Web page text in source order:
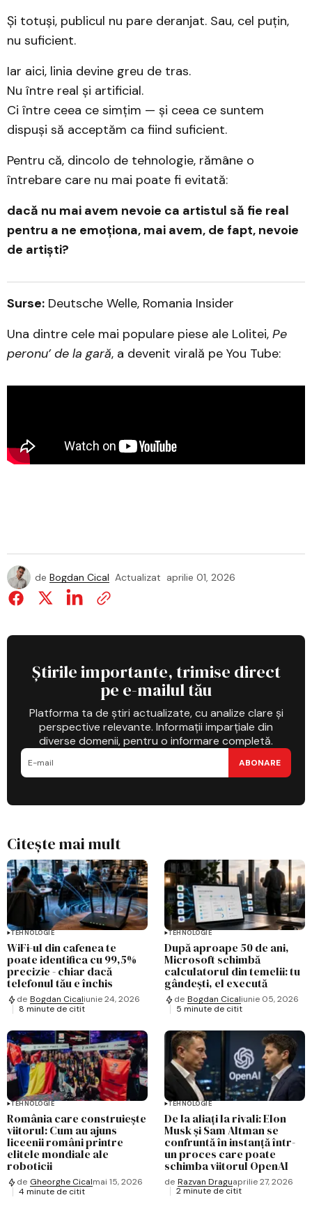
Și totuși, publicul nu pare deranjat. Sau, cel puțin,
nu suficient.
Iar aici, linia devine greu de tras.
Nu între real și artificial.
Ci între ceea ce simțim — și ceea ce suntem
dispuși să acceptăm ca fiind suficient.
Pentru că, dincolo de tehnologie, rămâne o
întrebare care nu mai poate fi evitată:
dacă nu mai avem nevoie ca artistul să fie real
pentru a ne emoționa, mai avem, de fapt, nevoie
de artiști?
Surse: Deutsche Welle, Romania Insider
Una dintre cele mai populare piese ale Lolitei, Pe
peronu’ de la gară, a devenit virală pe You Tube:
de Bogdan Cical Actualizat aprilie 01, 2026
Știrile importante, trimise direct
pe e-mailul tău
Platforma ta de știri actualizate, cu analize clare și
perspective relevante. Informații imparțiale din
diverse domenii, pentru o informare completă.
ABONARE
Citește mai mult
TEHNOLOGIE
WiFi-ul din cafenea te
poate identifica cu 99,5%
precizie - chiar dacă
telefonul tău e închis
de Bogdan Cicaliunie 24, 2026
8 minute de citit
TEHNOLOGIE
După aproape 50 de ani,
Microsoft schimbă
calculatorul din temelii: tu
gândești, el execută
de Bogdan Cicaliunie 05, 2026
5 minute de citit
TEHNOLOGIE
România care construiește
viitorul: Cum au ajuns
liceenii români printre
elitele mondiale ale
roboticii
de Gheorghe Cicalmai 15, 2026
4 minute de citit
TEHNOLOGIE
De la aliați la rivali: Elon
Musk și Sam Altman se
confruntă în instanță într-
un proces care poate
schimba viitorul OpenAI
de Razvan Draguaprilie 27, 2026
2 minute de citit